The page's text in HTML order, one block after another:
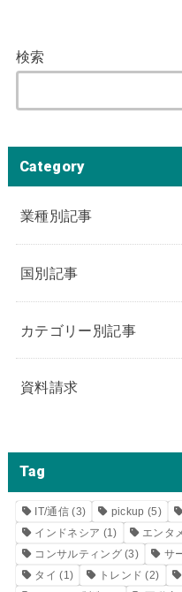
検索
Category
業種別記事
国別記事
カテゴリー別記事
資料請求
Tag
IT/通信(3) pickup (5)
インドネシア (1) エンタ
コンサルティング(3) サ
タイ (1) トレンド (2)